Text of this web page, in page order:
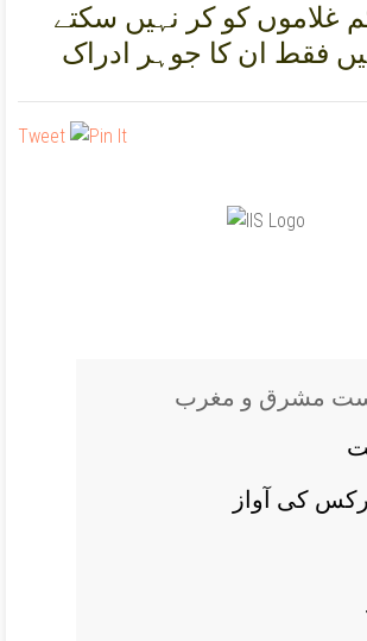
غلاموں کو کر نہيں سکتے
فقط ان کا جوہر ادراک
Tweet
مشرق و مغرب
کی آواز